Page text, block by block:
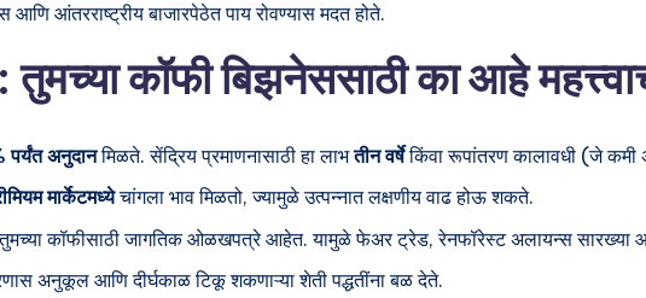
आणि आंतरराष्ट्रीय बाजारपेठेत पाय रोवण्यास मदत होते.
कॉफी बिझनेससाठी का आहे
पर्यंत अनुदानमिळते. सेंद्रिय प्रमाणनासाठी हा लाभतीन वर्षेकिंवा रूपांतरण कालावधी (जे
मार्केटमध्येचांगला भाव मिळतो, ज्यामुळे उत्पन्नात लक्षणीय वाढ होऊ शकते.
कॉफीसाठी जागतिक ओळखपत्रे आहेत. यामुळे फेअर ट्रेड, रेनफॉरेस्ट अलायन्स सारख्या
अनुकूल आणि दीर्घकाळ टिकू शकणाऱ्या शेती पद्धतींना बळ देते.